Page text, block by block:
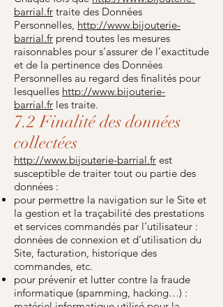
barrial.fr traite des Données
Personnelles, http://www.bijouterie-
barrial.fr prend toutes les mesures
raisonnables pour s’assurer de l’exactitude
et de la pertinence des Données
Personnelles au regard des finalités pour
lesquelles http://www.bijouterie-
barrial.fr les traite.
7.2 Finalité des données
collectées
http://www.bijouterie-barrial.fr est
susceptible de traiter tout ou partie des
données :
pour permettre la navigation sur le Site et
la gestion et la traçabilité des prestations
et services commandés par l’utilisateur :
données de connexion et d’utilisation du
Site, facturation, historique des
commandes, etc.
pour prévenir et lutter contre la fraude
informatique (spamming, hacking…) :